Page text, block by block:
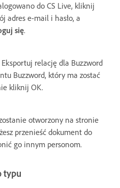
do CS Live, kliknij
adres e-mail i hasło, a
się.
relację dla Buzzword
Buzzword, który ma zostać
kliknij OK.
otworzony na stronie
przenieść dokument do
go innym personom.
typu